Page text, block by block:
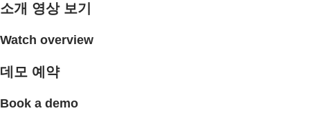
소개 영상 보기
Watch overview
데모 예약
Book a demo